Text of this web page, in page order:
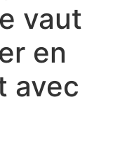
vaut
en
avec